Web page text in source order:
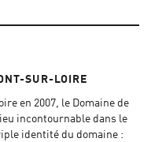
SUR-LOIRE
en 2007, le Domaine de
incontournable dans le
identité du domaine :